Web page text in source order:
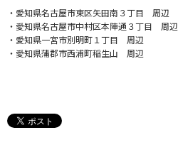
・愛知県名古屋市東区矢田南３丁目 周辺
・愛知県名古屋市中村区本陣通３丁目 周辺
・愛知県一宮市別明町１丁目 周辺
・愛知県蒲郡市西浦町稲生山 周辺